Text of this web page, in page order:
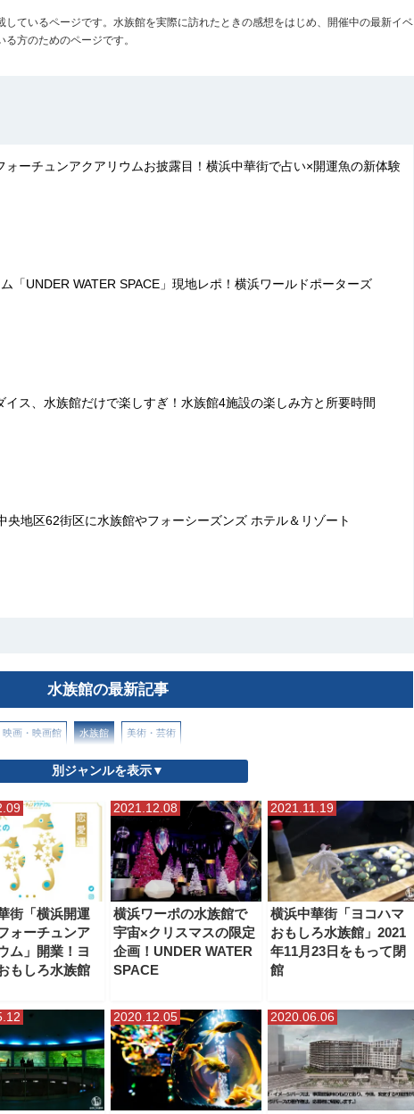
しているページです。水族館を実際に訪れたときの感想をはじめ、開催中の最新イベ
方のためのページです。
ォーチュンアクアリウムお披露目！横浜中華街で占い×開運魚の新体験
「UNDER WATER SPACE」現地レポ！横浜ワールドポーターズ
イス、水族館だけで楽しすぎ！水族館4施設の楽しみ方と所要時間
央地区62街区に水族館やフォーシーズンズ ホテル＆リゾート
水族館の最新記事
映画・映画館 水族館 美術・芸術
別ジャンルを表示▼
街「横浜開運
ォーチュンア
ム」開業！ヨ
もしろ水族館
2021.12.08
横浜ワーポの水族館で
宇宙×クリスマスの限定
企画！UNDER WATER
SPACE
2021.11.19
横浜中華街「ヨコハマ
おもしろ水族館」2021
年11月23日をもって閉
館
2020.12.05 2020.06.06